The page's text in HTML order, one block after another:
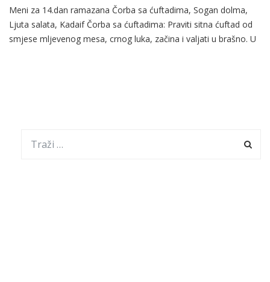
Meni za 14.dan ramazana Čorba sa ćuftadima, Sogan dolma,
Ljuta salata, Kadaif Čorba sa ćuftadima: Praviti sitna ćuftad od
smjese mljevenog mesa, crnog luka, začina i valjati u brašno. U